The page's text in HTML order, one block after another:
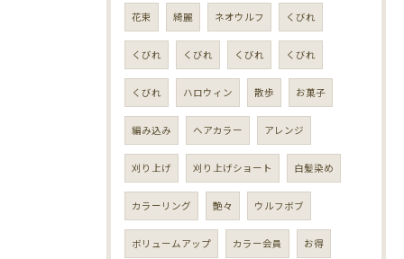
花束 綺麗 ネオウルフ くびれ
くびれ くびれ くびれ くびれ
くびれ ハロウィン 散歩 お菓子
編み込み ヘアカラー アレンジ
刈り上げ 刈り上げショート 白髪染め
カラーリング 艶々 ウルフボブ
ボリュームアップ カラー会員 お得